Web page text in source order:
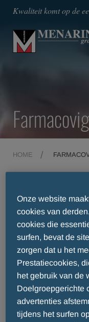
Kwaliteit komt op de
HOME
veiligheid
DE VEILIGHEID
VOOR MENARINI
Onze website
cookies van
cookies die
surfen, bevat de
zorgen dat u het
Prestatiecookies,
het gebruik van de
Doelgroepgerichte
advertenties
tijdens het surfen